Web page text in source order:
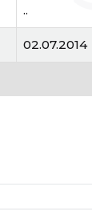
..
02.07.2014